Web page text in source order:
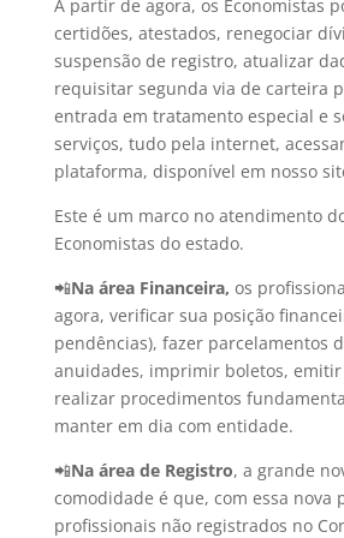
A partir de agora, os Economistas
certidões, atestados, renegociar
suspensão de registro, atualizar
requisitar segunda via de carteira
entrada em tratamento especial e
serviços, tudo pela internet,
plataforma, disponível em nosso
Este é um marco no atendimento
Economistas do estado.
📲Na área Financeira, os
agora, verificar sua posição
pendências), fazer parcelamentos
anuidades, imprimir boletos, emitir
realizar procedimentos
manter em dia com entidade.
📲Na área de Registro, a grande
comodidade é que, com essa nova
profissionais não registrados no